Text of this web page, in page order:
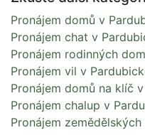
Pronájem domů v
Pronájem chat v
Pronájem rodinných
Pronájem vil v
Pronájem domů na klíč
Pronájem chalup v
Pronájem